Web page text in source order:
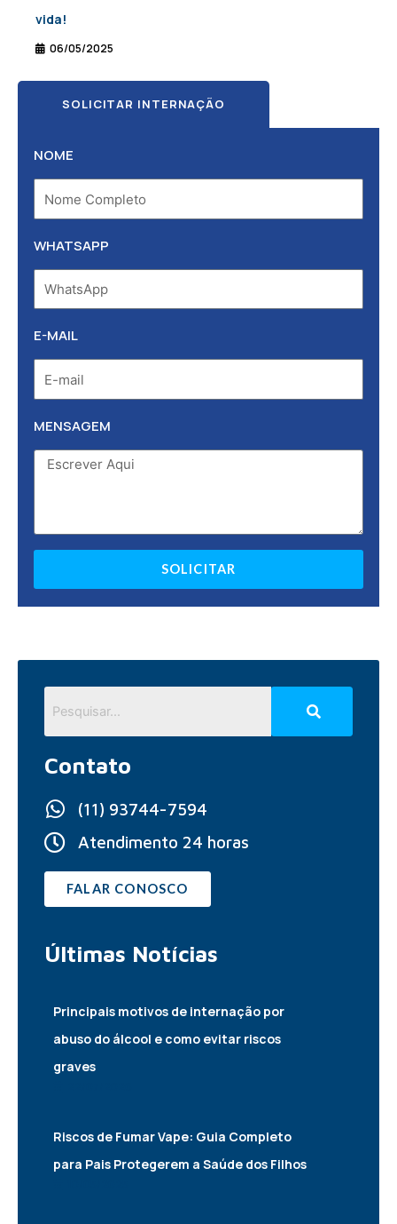
vida!
06/05/2025
SOLICITAR INTERNAÇÃO
NOME
WHATSAPP
E-MAIL
MENSAGEM
SOLICITAR
Contato
(11) 93744-7594
Atendimento 24 horas
FALAR CONOSCO
Últimas Notícias
Principais motivos de internação por
abuso do álcool e como evitar riscos
graves
Riscos de Fumar Vape: Guia Completo
para Pais Protegerem a Saúde dos Filhos